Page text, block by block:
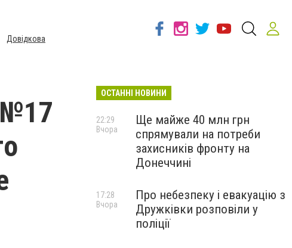
Довідкова
ОСТАННІ НОВИНИ
Ще майже 40 млн грн
спрямували на потреби
захисників фронту на
Донеччині
22:29
Вчора
Про небезпеку і евакуацію з
Дружківки розповіли у
поліції
17:28
Вчора